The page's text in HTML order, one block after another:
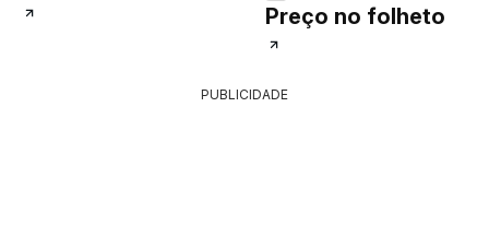
Preço no folheto
PUBLICIDADE